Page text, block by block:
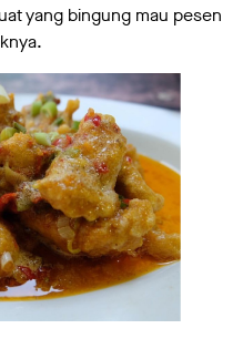
yang bingung mau pesen